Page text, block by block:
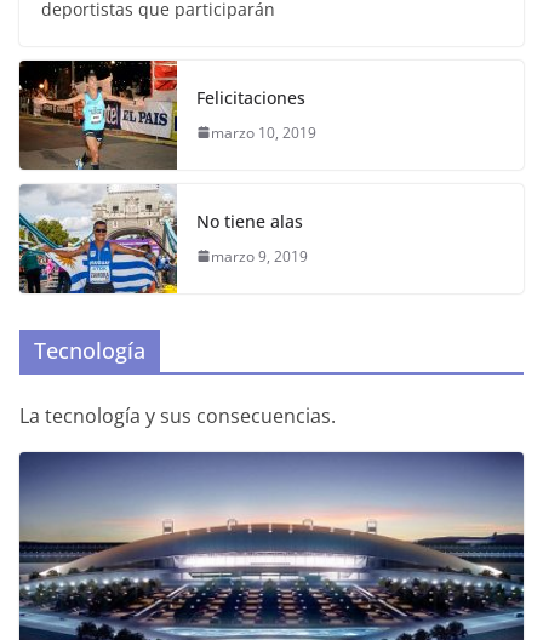
deportistas que participarán
Felicitaciones
marzo 10, 2019
No tiene alas
marzo 9, 2019
Tecnología
La tecnología y sus consecuencias.